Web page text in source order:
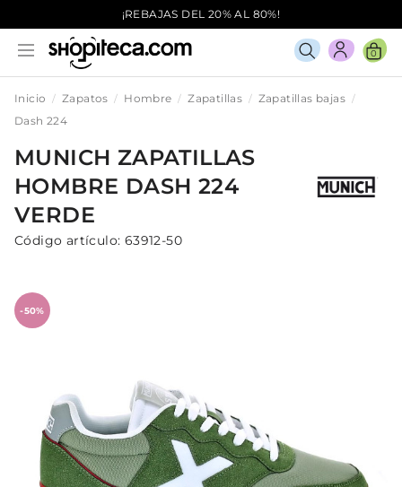
¡REBAJAS DEL 20% AL 80%!
0
Inicio Zapatos Hombre Zapatillas
Zapatillas bajas
Dash 224
MUNICH ZAPATILLAS
HOMBRE DASH 224
VERDE
Código artículo: 63912-50
-50%